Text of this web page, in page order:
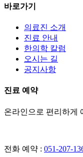
바로가기
의료진 소개
진료 안내
한의학 칼럼
오시는 길
공지사항
진료 예약
온라인으로 편리하게
전화 예약 : 051-207-